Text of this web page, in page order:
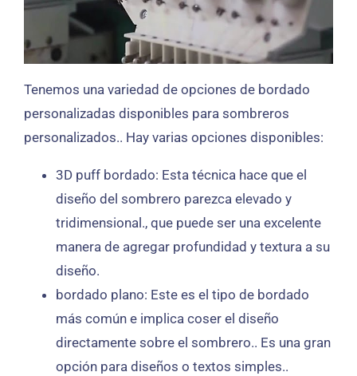
Tenemos una variedad de opciones de bordado
personalizadas disponibles para sombreros
personalizados.. Hay varias opciones disponibles:
3D puff bordado: Esta técnica hace que el
diseño del sombrero parezca elevado y
tridimensional., que puede ser una excelente
manera de agregar profundidad y textura a su
diseño.
bordado plano: Este es el tipo de bordado
más común e implica coser el diseño
directamente sobre el sombrero.. Es una gran
opción para diseños o textos simples..